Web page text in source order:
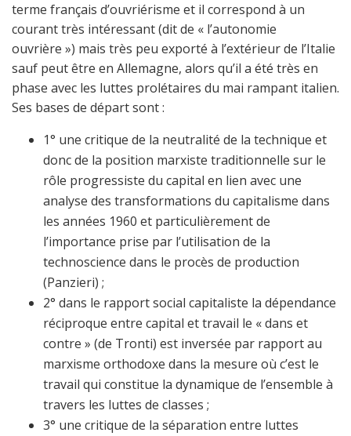
terme français d’ouvriérisme et il correspond à un
courant très intéressant (dit de « l’autonomie
ouvrière ») mais très peu exporté à l’extérieur de l’Italie
sauf peut être en Allemagne, alors qu’il a été très en
phase avec les luttes prolétaires du mai rampant italien.
Ses bases de départ sont :
1° une critique de la neutralité de la technique et
donc de la position marxiste traditionnelle sur le
rôle progressiste du capital en lien avec une
analyse des transformations du capitalisme dans
les années 1960 et particulièrement de
l’importance prise par l’utilisation de la
technoscience dans le procès de production
(Panzieri) ;
2° dans le rapport social capitaliste la dépendance
réciproque entre capital et travail le « dans et
contre » (de Tronti) est inversée par rapport au
marxisme orthodoxe dans la mesure où c’est le
travail qui constitue la dynamique de l’ensemble à
travers les luttes de classes ;
3° une critique de la séparation entre luttes